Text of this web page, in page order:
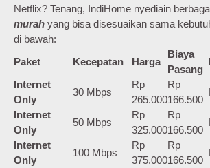
Netflix? Tenang, IndiHome nyediain
murah yang bisa disesuaikan sama
di bawah:
Paket
Kecepatan Harga
Biaya
Pasang
Internet
Only
30 Mbps
Rp
265.000
Rp
166.500
Internet
Only
50 Mbps
Rp
325.000
Rp
166.500
Internet
Only
100 Mbps
Rp
375.000
Rp
166.500